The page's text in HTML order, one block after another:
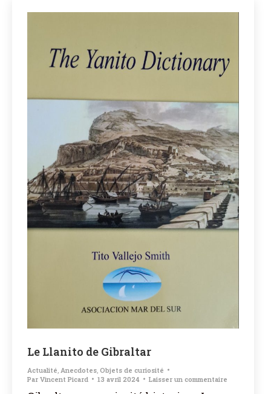
Le Llanito de Gibraltar
Actualité Anecdotes Objets de curiosité
Par Vincent Picard 13 avril 2024 Laisser un commentaire